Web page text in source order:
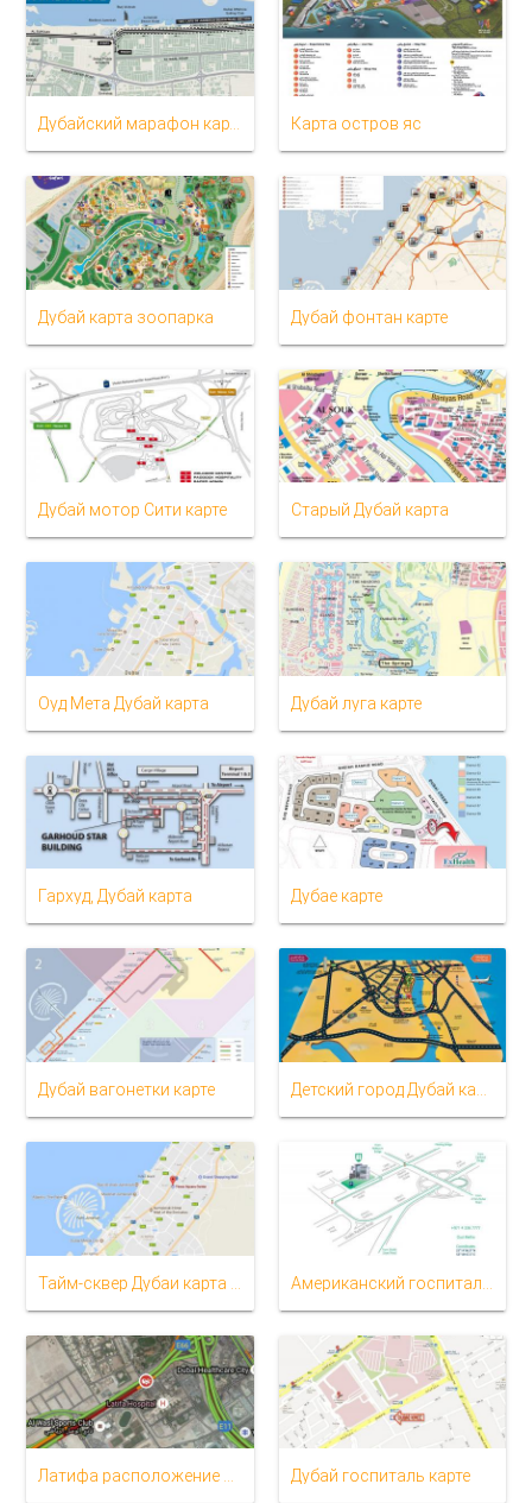
Дубайский марафон карте Карта остров яс
Дубай карта зоопарка Дубай фонтан карте
Дубай мотор Сити карте Старый Дубай карта
Оуд Мета Дубай карта Дубай луга карте
Гархуд, Дубай карта Дубае карте
Дубай вагонетки карте
Дубай госпиталь карте